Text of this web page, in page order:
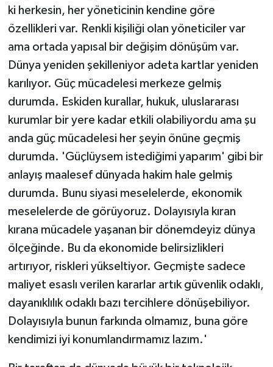
ki herkesin, her yöneticinin kendine göre
özellikleri var. Renkli kişiliği olan yöneticiler var
ama ortada yapısal bir değişim dönüşüm var.
Dünya yeniden şekilleniyor adeta kartlar yeniden
karılıyor. Güç mücadelesi merkeze gelmiş
durumda. Eskiden kurallar, hukuk, uluslararası
kurumlar bir yere kadar etkili olabiliyordu ama şu
anda güç mücadelesi her şeyin önüne geçmiş
durumda. 'Güçlüysem istediğimi yaparım' gibi bir
anlayış maalesef dünyada hakim hale gelmiş
durumda. Bunu siyasi meselelerde, ekonomik
meselelerde de görüyoruz. Dolayısıyla kıran
kırana mücadele yaşanan bir dönemdeyiz dünya
ölçeğinde. Bu da ekonomide belirsizlikleri
artırıyor, riskleri yükseltiyor. Geçmişte sadece
maliyet esaslı verilen kararlar artık güvenlik odaklı,
dayanıklılık odaklı bazı tercihlere dönüşebiliyor.
Dolayısıyla bunun farkında olmamız, buna göre
kendimizi iyi konumlandırmamız lazım.'